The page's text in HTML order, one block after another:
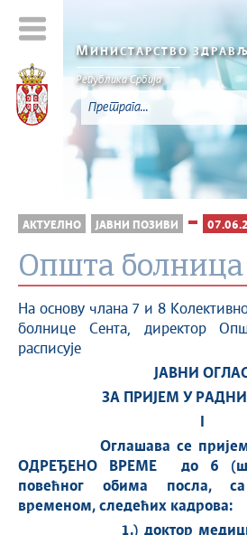
МИНИСТАРСТВО
Република Србија
АКТУЕЛНО ЈАВНИ ПОЗИВИ
Oпшта болница
На основу члана 7 и 8
болнице Сента, директор
расписује
ЈАВНИ О
ЗА ПРИЈЕМ У
Оглашава се
ОДРЕЂЕНО ВРЕМЕ до 6
повећног обима посла,
временом, следећих кадрова:
1.)доктор